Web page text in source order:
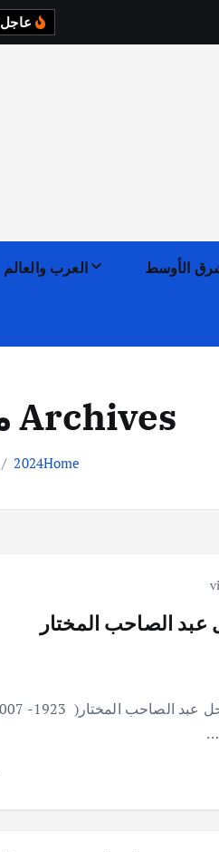
عاجل: أزمة
الأوسط العرب والعالم
Archives مايو 2024
Home
2024
الصاحب المختار